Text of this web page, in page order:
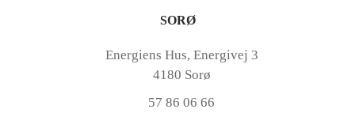
SORØ
Energiens Hus, Energivej 3
4180 Sorø
57 86 06 66